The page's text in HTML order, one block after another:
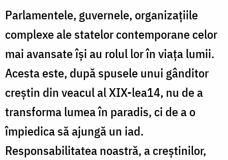
Parlamentele, guvernele, organizaţiile
complexe ale statelor contemporane celor
mai avansate îşi au rolul lor în viaţa lumii.
Acesta este, după spusele unui gânditor
creştin din veacul al XIX-lea14, nu de a
transforma lumea în paradis, ci de a o
împiedica să ajungă un iad.
Responsabilitatea noastră, a creştinilor,